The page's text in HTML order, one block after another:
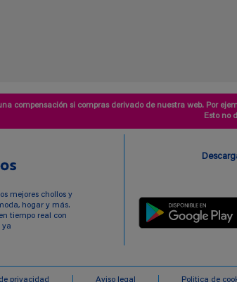
compensación si compras derivado de nuestra web. Por
Esto no
mejores chollos y
hogar y más.
tiempo real con
ya
privacidad Aviso legal Politica de